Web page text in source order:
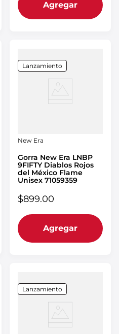
Agregar
Lanzamiento
New Era
Gorra New Era LNBP
9FIFTY Diablos Rojos
del México Flame
Unisex 71059359
$899.00
Agregar
Lanzamiento